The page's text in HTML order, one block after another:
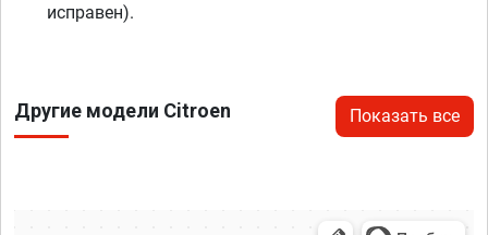
исправен).
Другие модели Citroen Показать все